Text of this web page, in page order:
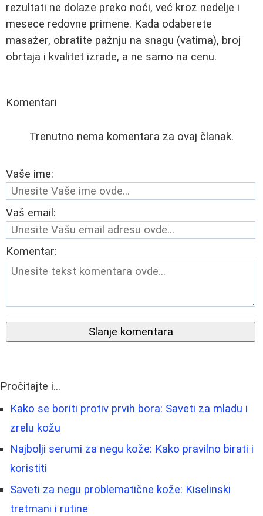
rezultati ne dolaze preko noći, već kroz nedelje i
mesece redovne primene. Kada odaberete
masažer, obratite pažnju na snagu (vatima), broj
obrtaja i kvalitet izrade, a ne samo na cenu.
Komentari
Trenutno nema komentara za ovaj članak.
Vaše ime:
Vaš email:
Komentar:
Slanje komentara
Pročitajte i...
Kako se boriti protiv prvih bora: Saveti za mladu i
zrelu kožu
Najbolji serumi za negu kože: Kako pravilno birati i
koristiti
Saveti za negu problematične kože: Kiselinski
tretmani i rutine